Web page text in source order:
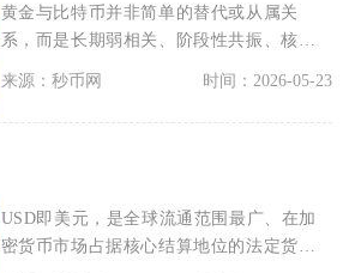
黄金与比特币并非简单的替代或从属关
系，而是长期弱相关、阶段性共振、核心
来源：秒币网 时间：2026-05-23
USD即美元，是全球流通范围最广、在加
密货币市场占据核心结算地位的法定货